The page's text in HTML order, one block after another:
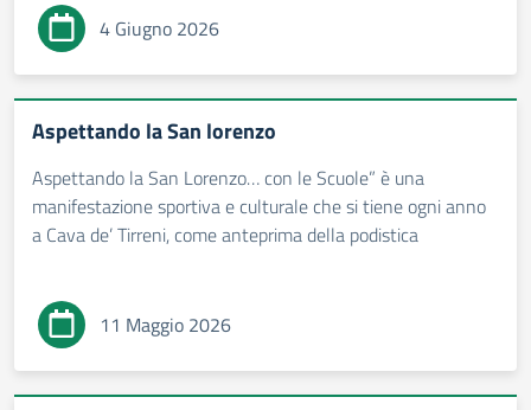
4 Giugno 2026
Aspettando la San lorenzo
Aspettando la San Lorenzo… con le Scuole” è una
manifestazione sportiva e culturale che si tiene ogni anno
a Cava de’ Tirreni, come anteprima della podistica
11 Maggio 2026